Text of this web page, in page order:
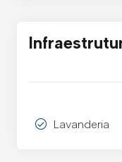
Lavanderia